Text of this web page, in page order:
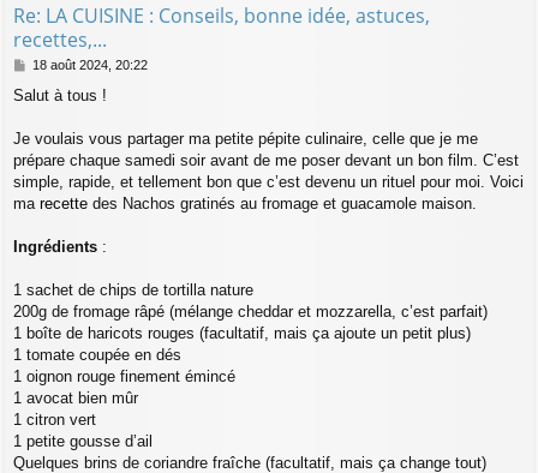
Re: LA CUISINE : Conseils, bonne idée, astuces,
recettes,...
M
s
a
g
18 août 2024, 20:22
Salut à tous !
Je voulais vous partager ma petite pépite culinaire, celle que je me
prépare chaque samedi soir avant de me poser devant un bon film. C’est
simple, rapide, et tellement bon que c’est devenu un rituel pour moi. Voici
ma recette des Nachos gratinés au fromage et guacamole maison.
Ingrédients :
1 sachet de chips de tortilla nature
200g de fromage râpé (mélange cheddar et mozzarella, c’est parfait)
1 boîte de haricots rouges (facultatif, mais ça ajoute un petit plus)
1 tomate coupée en dés
1 oignon rouge finement émincé
1 avocat bien mûr
1 citron vert
1 petite gousse d’ail
Quelques brins de coriandre fraîche (facultatif, mais ça change tout)